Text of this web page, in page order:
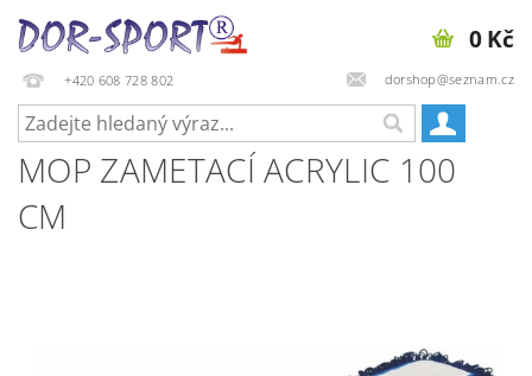
+420 608 728 802 dorshop@seznam.cz
0 Kč
MOP ZAMETACÍ ACRYLIC 100
CM